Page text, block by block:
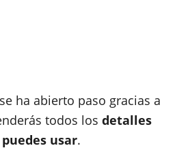
ha abierto paso gracias a
todos los detalles
usar.